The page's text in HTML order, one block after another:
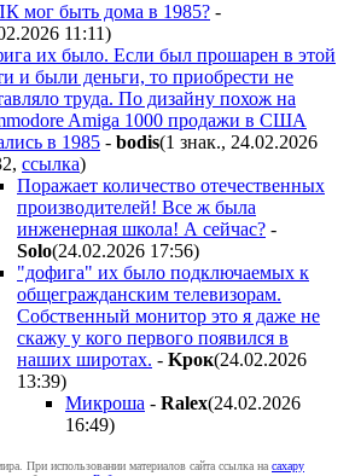
мог быть дома в 1985? -
11:11)
их было. Если был прошарен в этой
и были деньги, то приобрести не
труда. По дизайну похож на
Amiga 1000 продажи в США
в 1985 - bodis(1 знак., 24.02.2026
, ссылка)
Поражает количество отечественных
производителей! Все ж была
инженерная школа! А сейчас? -
Solo(24.02.2026 17:56)
"дофига" их было подключаемых к
общегражданским телевизорам.
Собственный монитор это я даже не
скажу у кого первого появился в
наших широтах. - Kpoк(24.02.2026
13:39)
Микроша - Ralex(24.02.2026
16:49)
При использовании материалов сайта ссылка на caxapу